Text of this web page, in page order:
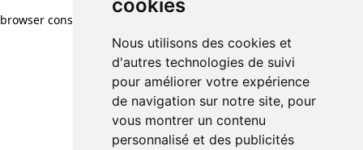
cookies
Nous utilisons des cookies et
d'autres technologies de suivi
pour améliorer votre expérience
de navigation sur notre site, pour
vous montrer un contenu
personnalisé et des publicités
browser console for more information)